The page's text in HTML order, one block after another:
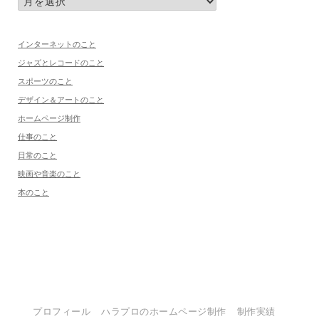
インターネットのこと
ジャズとレコードのこと
スポーツのこと
デザイン＆アートのこと
ホームページ制作
仕事のこと
日常のこと
映画や音楽のこと
本のこと
プロフィール ハラプロのホームページ制作 制作実績